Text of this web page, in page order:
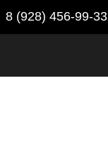
8 (928) 456-99-33